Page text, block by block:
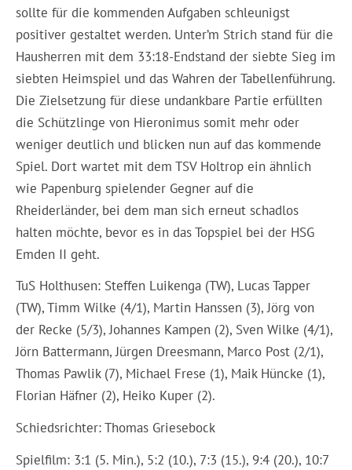
sollte für die kommenden Aufgaben schleunigst
positiver gestaltet werden. Unter’m Strich stand für die
Hausherren mit dem 33:18-Endstand der siebte Sieg im
siebten Heimspiel und das Wahren der Tabellenführung.
Die Zielsetzung für diese undankbare Partie erfüllten
die Schützlinge von Hieronimus somit mehr oder
weniger deutlich und blicken nun auf das kommende
Spiel. Dort wartet mit dem TSV Holtrop ein ähnlich
wie Papenburg spielender Gegner auf die
Rheiderländer, bei dem man sich erneut schadlos
halten möchte, bevor es in das Topspiel bei der HSG
Emden II geht.
TuS Holthusen: Steffen Luikenga (TW), Lucas Tapper
(TW), Timm Wilke (4/1), Martin Hanssen (3), Jörg von
der Recke (5/3), Johannes Kampen (2), Sven Wilke (4/1),
Jörn Battermann, Jürgen Dreesmann, Marco Post (2/1),
Thomas Pawlik (7), Michael Frese (1), Maik Hüncke (1),
Florian Häfner (2), Heiko Kuper (2).
Schiedsrichter: Thomas Griesebock
Spielfilm: 3:1 (5. Min.), 5:2 (10.), 7:3 (15.), 9:4 (20.), 10:7